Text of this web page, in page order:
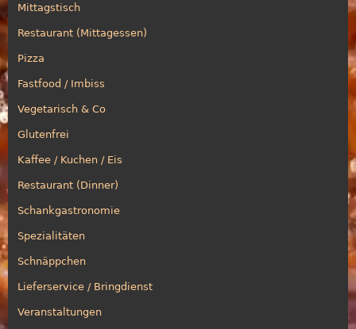
Mittagstisch
Restaurant (Mittagessen)
Pizza
Fastfood / Imbiss
Vegetarisch & Co
Glutenfrei
Kaffee / Kuchen / Eis
Restaurant (Dinner)
Schankgastronomie
Spezialitäten
Schnäppchen
Lieferservice / Bringdienst
Veranstaltungen